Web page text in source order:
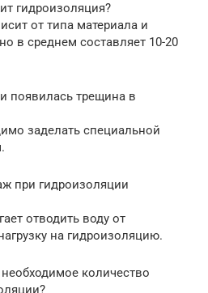
гидроизоляция?
от типа материала и
в среднем составляет 10-20
появилась трещина в
заделать специальной
при гидроизоляции
отводить воду от
на гидроизоляцию.
количество